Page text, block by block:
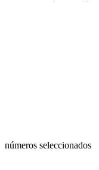
números seleccionados